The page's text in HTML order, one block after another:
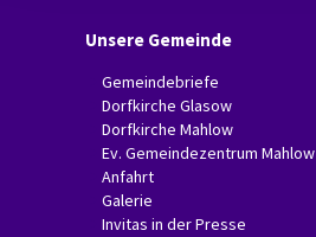
Unsere Gemeinde
Gemeindebriefe
Dorfkirche Glasow
Dorfkirche Mahlow
Ev. Gemeindezentrum Mahlow
Anfahrt
Galerie
Invitas in der Presse